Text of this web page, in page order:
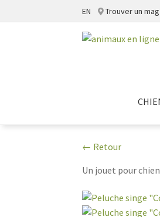
EN Trouver un
Aller
Aller
← Retour
Un jouet pour